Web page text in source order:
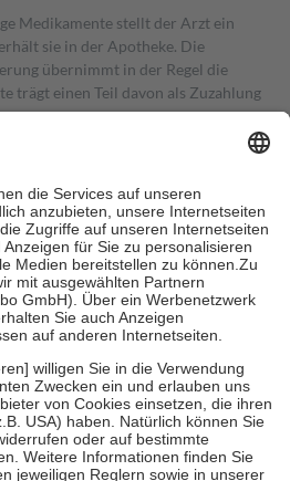
Medikamente stellt der Arzt ein
sie in der Apotheke. Die
übernimmt in der Regel die
trägt einen Teil davon als Zuzahlung
Zuzahlungen in Höhe von zehn
jedoch nie mehr als die tatsächlichen
auch für Online-Apotheken.
Krankenpflege beträgt die
sowie zehn Euro je
für ihre eigene Gesundheit zu
der Familie zu unterstützen,
zum vollendeten 18. Lebensjahr
und Früherkennung, die von der